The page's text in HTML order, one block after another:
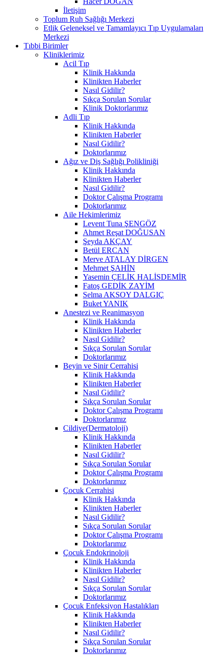
İletişim
Toplum Ruh Sağlığı Merkezi
Etlik Geleneksel ve Tamamlayıcı Tıp Uygulamaları
Merkezi
Tıbbi Birimler
Kliniklerimiz
Acil Tıp
Klinik Hakkında
Klinikten Haberler
Nasıl Gidilir?
Sıkça Sorulan Sorular
Klinik Doktorlarımız
Adli Tıp
Klinik Hakkında
Klinikten Haberler
Nasıl Gidilir?
Doktorlarımız
Ağız ve Diş Sağlığı Polikliniği
Klinik Hakkında
Klinikten Haberler
Nasıl Gidilir?
Doktor Çalışma Programı
Doktorlarımız
Aile Hekimlerimiz
Levent Tuna ŞENGÖZ
Ahmet Reşat DOĞUSAN
Şeyda AKÇAY
Betül ERCAN
Merve ATALAY DİRGEN
Mehmet ŞAHİN
Yasemin ÇELİK HALİSDEMİR
Fatoş GEDİK ZAYİM
Selma AKSOY DALGIÇ
Buket YANIK
Anestezi ve Reanimasyon
Klinik Hakkında
Klinikten Haberler
Nasıl Gidilir?
Sıkça Sorulan Sorular
Doktorlarımız
Beyin ve Sinir Cerrahisi
Klinik Hakkında
Klinikten Haberler
Nasıl Gidilir?
Sıkça Sorulan Sorular
Doktor Çalışma Programı
Doktorlarımız
Cildiye(Dermatoloji)
Klinik Hakkında
Klinikten Haberler
Nasıl Gidilir?
Sıkça Sorulan Sorular
Doktor Çalışma Programı
Doktorlarımız
Çocuk Cerrahisi
Klinik Hakkında
Klinikten Haberler
Nasıl Gidilir?
Sıkça Sorulan Sorular
Doktor Çalışma Programı
Doktorlarımız
Çocuk Endokrinoloji
Klinik Hakkında
Klinikten Haberler
Nasıl Gidilir?
Sıkça Sorulan Sorular
Doktorlarımız
Çocuk Enfeksiyon Hastalıkları
Klinik Hakkında
Klinikten Haberler
Nasıl Gidilir?
Sıkça Sorulan Sorular
Doktorlarımız